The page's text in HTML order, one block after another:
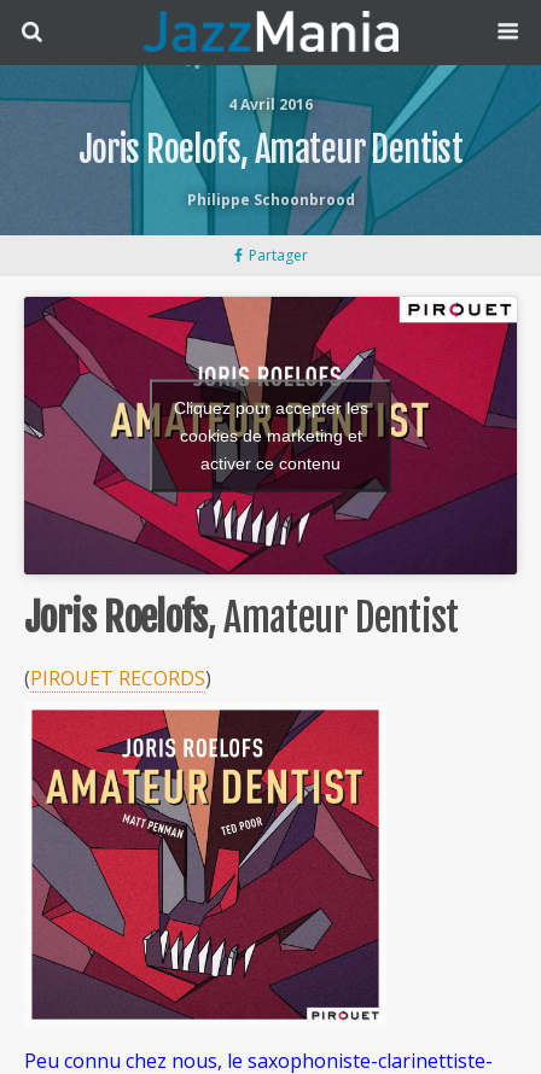
4 Avril 2016
Joris Roelofs, Amateur Dentist
Philippe Schoonbrood
Partager
Cliquez pour accepter les
cookies de marketing et
activer ce contenu
Joris Roelofs, Amateur Dentist
(PIROUET RECORDS)
Peu connu chez nous, le saxophoniste-clarinettiste-